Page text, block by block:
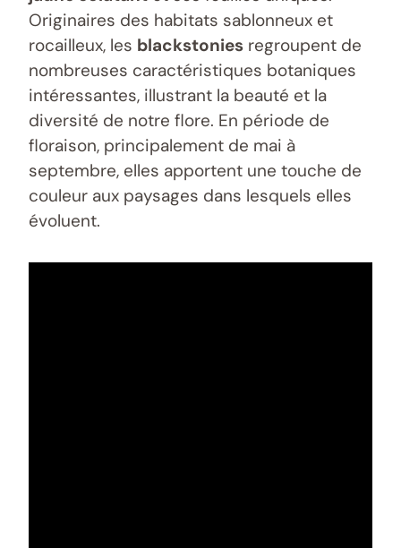
Originaires des habitats sablonneux et
rocailleux, les blackstonies regroupent de
nombreuses caractéristiques botaniques
intéressantes, illustrant la beauté et la
diversité de notre flore. En période de
floraison, principalement de mai à
septembre, elles apportent une touche de
couleur aux paysages dans lesquels elles
évoluent.